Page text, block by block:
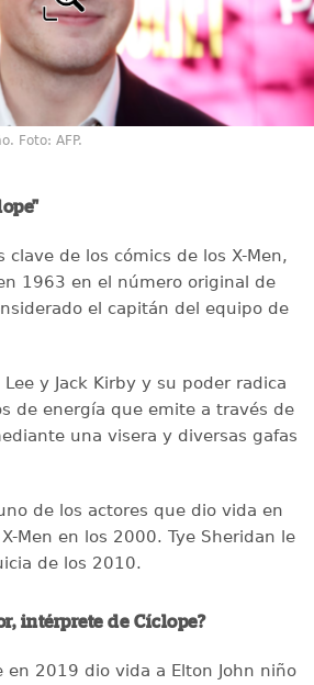
Foto: AFP.
clave de los cómics de los X-Men,
1963 en el número original de
el capitán del equipo de
y Jack Kirby y su poder radica
de energía que emite a través de
una visera y diversas gafas
de los actores que dio vida en
Men en los 2000. Tye Sheridan le
de los 2010.
intérprete de Cíclope?
en 2019 dio vida a Elton John niño